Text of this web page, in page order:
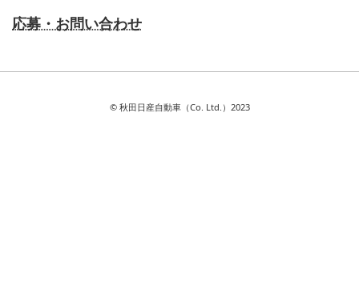
応募・お問い合わせ
© 秋田日産自動車（Co. Ltd.）2023